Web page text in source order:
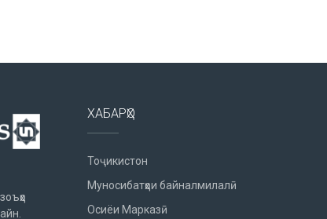
ХАБАРҲО
Тоҷикистон
Муносибатҳои байналмилалӣ
Осиёи Марказӣ